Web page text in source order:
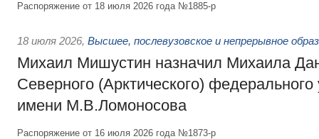
Распоряжение от 18 июля 2026 года №1885-р
18 июля 2026, Высшее, послевузовское и непрерывное
Михаил Мишустин назначил Михаила
Северного (Арктического) федерального
имени М.В.Ломоносова
Распоряжение от 16 июля 2026 года №1873-р